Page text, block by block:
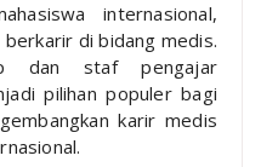
internasional,
di bidang medis.
dan staf pengajar
pilihan populer bagi
karir medis